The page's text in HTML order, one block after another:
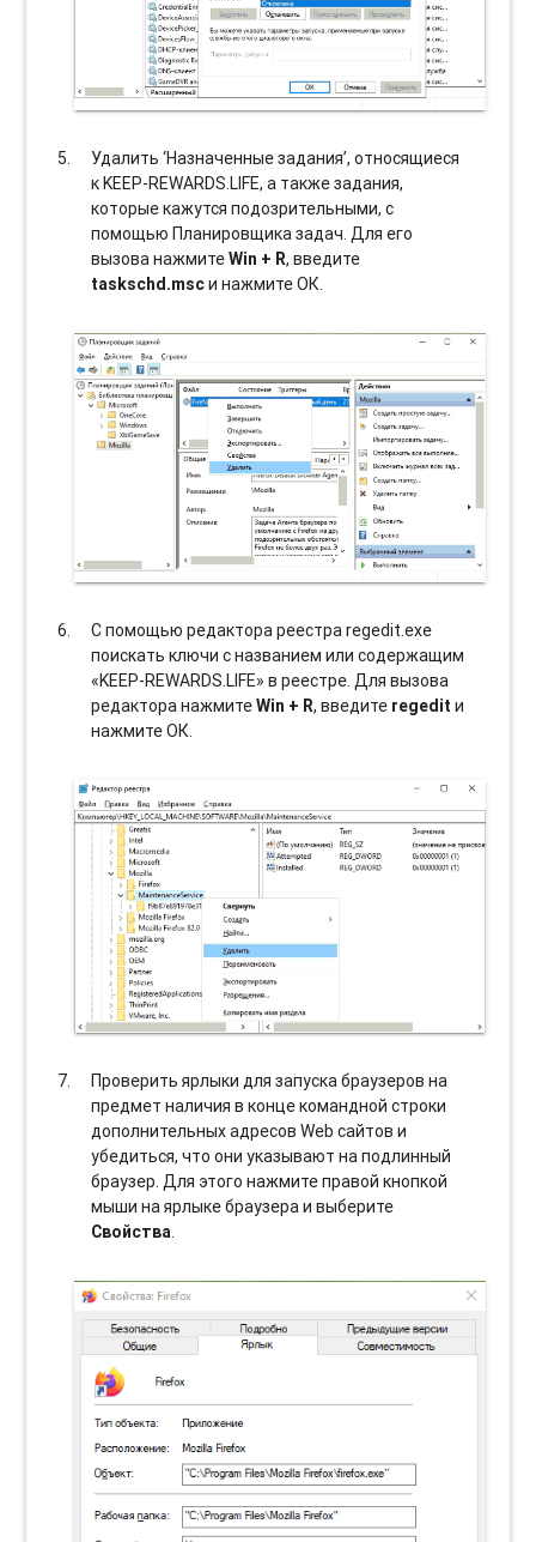
Удалить ‘Назначенные задания’, относящиеся
к KEEP-REWARDS.LIFE, а также задания,
которые кажутся подозрительными, с
помощью Планировщика задач. Для его
вызова нажмитеWin + R, введите
taskschd.mscи нажмите ОК.
С помощью редактора реестра regedit.exe
поискать ключи с названием или содержащим
«KEEP-REWARDS.LIFE» в реестре. Для вызова
редактора нажмитеWin + R, введите regedit и
нажмите ОК.
Проверить ярлыки для запуска браузеров на
предмет наличия в конце командной строки
дополнительных адресов Web сайтов и
убедиться, что они указывают на подлинный
браузер. Для этого нажмите правой кнопкой
мыши на ярлыке браузера и выберите
Свойства.